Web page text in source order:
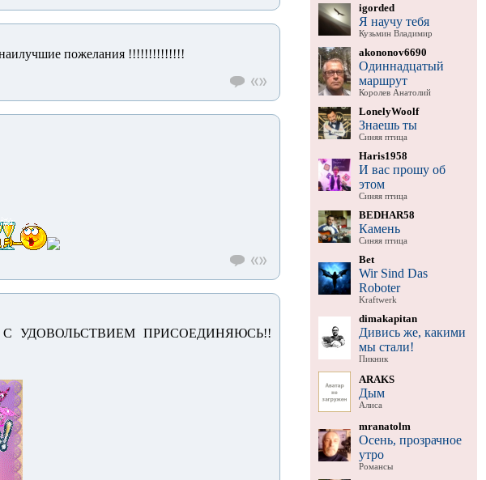
пожелания !!!!!!!!!!!!!!
С УДОВОЛЬСТВИЕМ ПРИСОЕДИНЯЮСЬ!!
igorded
Я научу тебя
Кузьмин Владимир
akononov6690
Одиннадцатый
маршрут
Королев Анатолий
LonelyWoolf
Знаешь ты
Синяя птица
Haris1958
И вас прошу об
этом
Синяя птица
BEDHAR58
Камень
Синяя птица
Bet
Wir Sind Das
Roboter
Kraftwerk
dimakapitan
Дивись же, какими
мы стали!
Пикник
ARAKS
Дым
Алиса
mranatolm
Осень, прозрачное
утро
Романсы